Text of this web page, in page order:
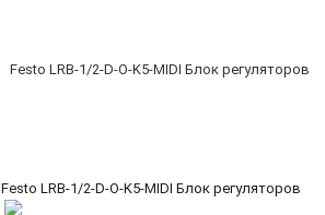
Festo LRB-1/2-D-O-K5-MIDI Блок регуляторов